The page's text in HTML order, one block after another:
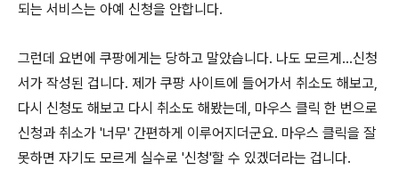
되는 서비스는 아예 신청을 안합니다.
그런데 요번에 쿠팡에게는 당하고 말았습니다. 나도 모르게...신청
서가 작성된 겁니다. 제가 쿠팡 사이트에 들어가서 취소도 해보고,
다시 신청도 해보고 다시 취소도 해봤는데, 마우스 클릭 한 번으로
신청과 취소가 '너무' 간편하게 이루어지더군요. 마우스 클릭을 잘
못하면 자기도 모르게 실수로 '신청'할 수 있겠더라는 겁니다.